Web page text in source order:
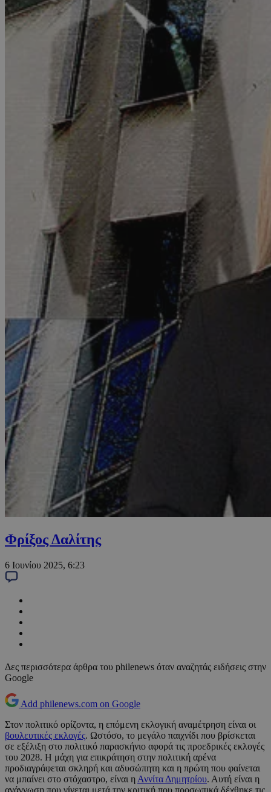
Φρίξος Δαλίτης
6 Ιουνίου 2025, 6:23
Δες περισσότερα άρθρα του philenews όταν αναζητάς ειδήσεις στην
Google
Add philenews.com on Google
Στον πολιτικό ορίζοντα, η επόμενη εκλογική αναμέτρηση είναι οι
βουλευτικές εκλογές. Ωστόσο, το μεγάλο παιχνίδι που βρίσκεται
σε εξέλιξη στο πολιτικό παρασκήνιο αφορά τις προεδρικές εκλογές
του 2028. Η μάχη για επικράτηση στην πολιτική αρένα
προδιαγράφεται σκληρή και αδυσώπητη και η πρώτη που φαίνεται
να μπαίνει στο στόχαστρο, είναι η Αννίτα Δημητρίου. Αυτή είναι η
ανάγνωση που γίνεται μετά την κριτική που προσωπικά δέχθηκε τις